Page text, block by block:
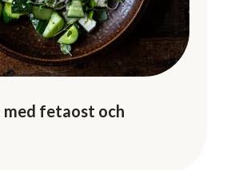
med fetaost och